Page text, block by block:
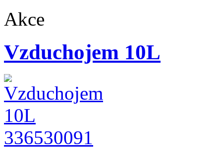
Akce
Vzduchojem 10L
336530091